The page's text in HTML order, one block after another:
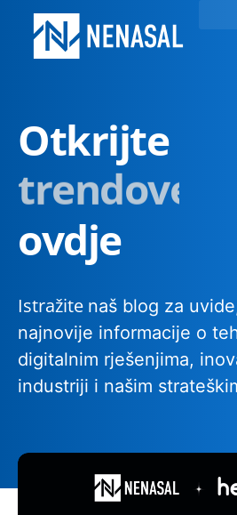
Otkrijte
trendove
ovdje
Istražite naš blog za
najnovije informacije o
digitalnim rješenjima,
industriji i našim